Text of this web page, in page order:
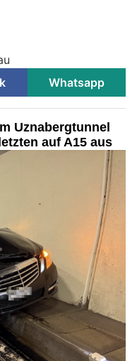
Whatsapp
Uznabergtunnel
auf A15 aus